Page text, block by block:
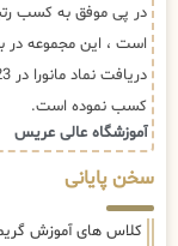
کسب نموده است.
آموزشگاه عالی عریس
سخن پایانی
کلاس های آموزش